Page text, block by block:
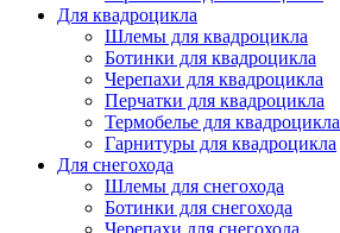
Для квадроцикла
Шлемы для квадроцикла
Ботинки для квадроцикла
Черепахи для квадроцикла
Перчатки для квадроцикла
Термобелье для квадроцикла
Гарнитуры для квадроцикла
Для снегохода
Шлемы для снегохода
Ботинки для снегохода